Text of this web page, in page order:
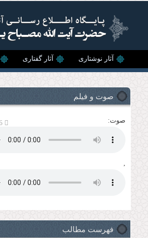
آثار نوشتاری آثار گفتاری
صوت و فیلم
صوت: 296
,
فهرست مطالب